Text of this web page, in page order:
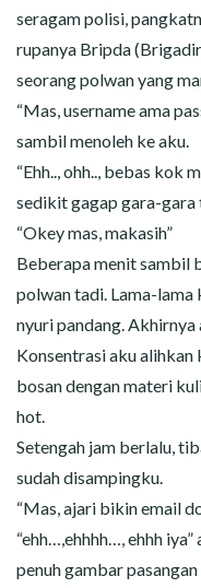
seragam polisi,
rupanya Bripda
seorang polwan yang
“Mas, username ama
sambil menoleh ke aku.
“Ehh.., ohh.., bebas kok
sedikit gagap gara-gara
“Okey mas, makasih”
Beberapa menit sambil
polwan tadi. Lama-
nyuri pandang.
Konsentrasi aku
bosan dengan materi
hot.
Setengah jam berlalu,
sudah disampingku.
“Mas, ajari bikin email
“ehh…,ehhhh…, ehhh
penuh gambar